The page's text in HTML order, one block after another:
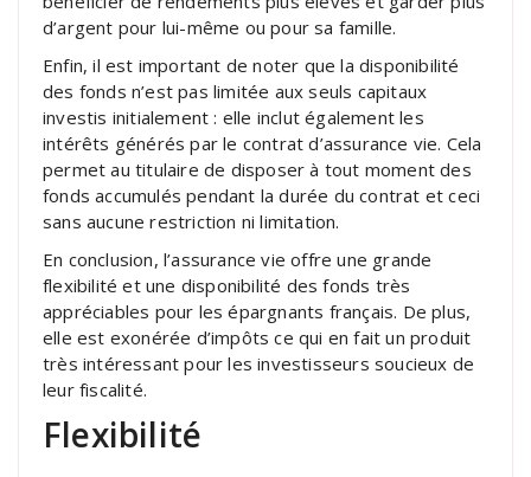
d’argent pour lui-même ou pour sa famille.
Enfin, il est important de noter que la disponibilité
des fonds n’est pas limitée aux seuls capitaux
investis initialement : elle inclut également les
intérêts générés par le contrat d’assurance vie. Cela
permet au titulaire de disposer à tout moment des
fonds accumulés pendant la durée du contrat et ceci
sans aucune restriction ni limitation.
En conclusion, l’assurance vie offre une grande
flexibilité et une disponibilité des fonds très
appréciables pour les épargnants français. De plus,
elle est exonérée d’impôts ce qui en fait un produit
très intéressant pour les investisseurs soucieux de
leur fiscalité.
Flexibilité